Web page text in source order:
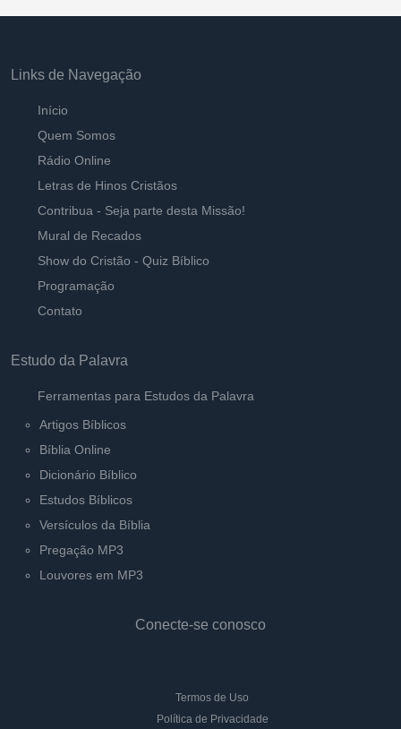
Links de Navegação
Início
Quem Somos
Rádio Online
Letras de Hinos Cristãos
Contribua - Seja parte desta Missão!
Mural de Recados
Show do Cristão - Quiz Bíblico
Programação
Contato
Estudo da Palavra
Ferramentas para Estudos da Palavra
Artigos Bíblicos
Bíblia Online
Dicionário Bíblico
Estudos Bíblicos
Versículos da Bíblia
Pregação MP3
Louvores em MP3
Conecte-se conosco
Termos de Uso
Política de Privacidade